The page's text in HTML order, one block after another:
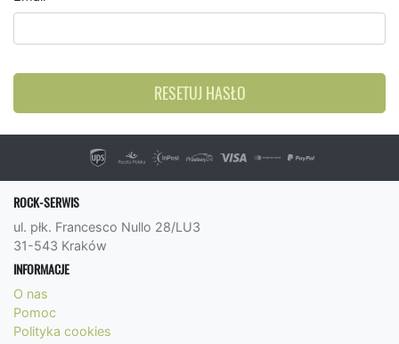
RESETUJ HASŁO
ROCK-SERWIS
ul. płk. Francesco Nullo 28/LU3
31-543 Kraków
INFORMACJE
O nas
Pomoc
Polityka cookies